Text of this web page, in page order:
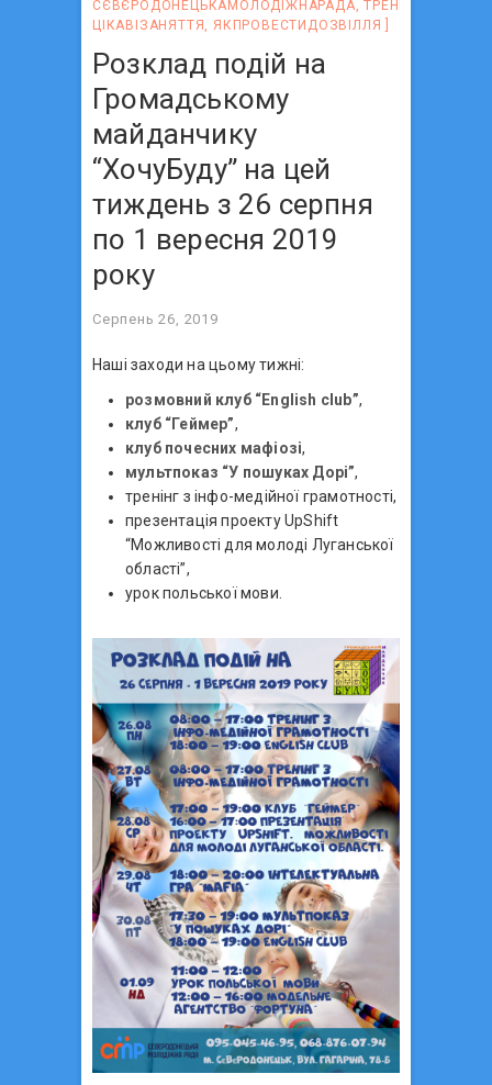
СЄВЄРОДОНЕЦЬКАМОЛОДІЖНАРАДА ,ТРЕНІНГ
ЦІКАВІЗАНЯТТЯ
ЯКПРОВЕСТИДОЗВІЛЛЯ
Розклад подій на
Громадському
майданчику
“ХочуБуду” на цей
тиждень з 26 серпня
по 1 вересня 2019
року
Серпень 26, 2019
Наші заходи на цьому тижні:
розмовний клуб “English club”,
клуб “Геймер”,
клуб почесних мафіозі,
мультпоказ “У пошуках Дорі”,
тренінг з інфо-медійної грамотності,
презентація проекту UpShift
“Можливості для молоді Луганської
області”,
урок польської мови.